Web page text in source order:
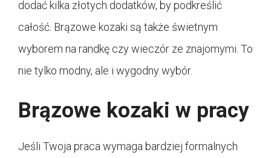
dodać kilka złotych dodatków, by podkreślić
całość. Brązowe kozaki są także świetnym
wyborem na randkę czy wieczór ze znajomymi. To
nie tylko modny, ale i wygodny wybór.
Brązowe kozaki w pracy
Jeśli Twoja praca wymaga bardziej formalnych